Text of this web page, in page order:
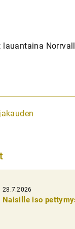
28.7.2026
Naisille iso